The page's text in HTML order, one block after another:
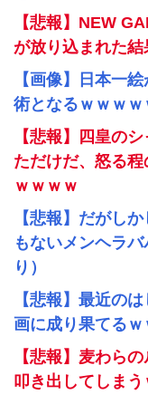
【悲報】NEW
が放り込まれた結
【画像】日本一
術となるｗｗｗｗ
【悲報】四皇の
ただけだ、怒る
ｗｗｗｗ
【悲報】だがし
もないメンヘラ
り）
【悲報】最近の
画に成り果てるｗ
【悲報】麦わら
叩き出してしま